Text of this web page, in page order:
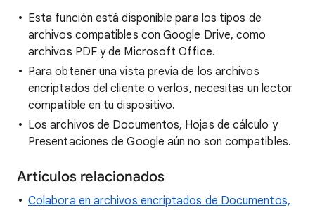
Esta función está disponible para los tipos de
archivos compatibles con Google Drive, como
archivos PDF y de Microsoft Office.
Para obtener una vista previa de los archivos
encriptados del cliente o verlos, necesitas un lector
compatible en tu dispositivo.
Los archivos de Documentos, Hojas de cálculo y
Presentaciones de Google aún no son compatibles.
Artículos relacionados
Colabora en archivos encriptados de Documentos,